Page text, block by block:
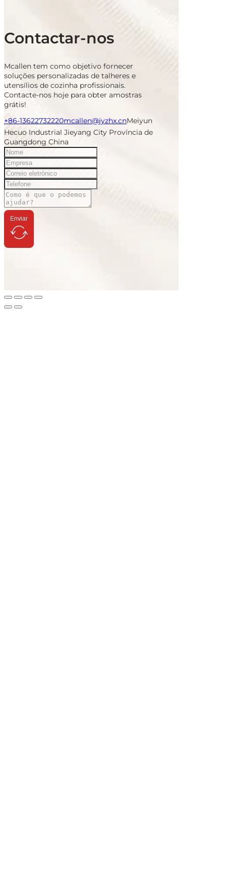
Contactar-nos
Mcallen tem como objetivo fornecer
soluções personalizadas de talheres e
utensílios de cozinha profissionais.
Contacte-nos hoje para obter amostras
grátis!
+86-13622732220mcallen@jyzhx.cnMeiyun
Hecuo Industrial Jieyang City Província de
Guangdong China
Enviar